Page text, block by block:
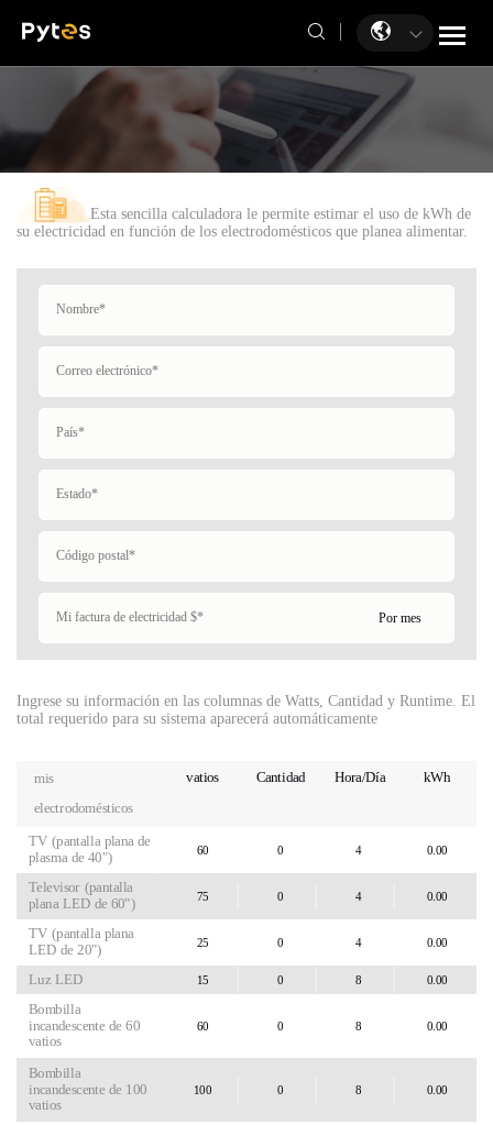
Esta sencilla calculadora le permite estimar el uso de kWh de
su electricidad en función de los electrodomésticos que planea alimentar.
Ingrese su información en las columnas de Watts, Cantidad y Runtime. El
total requerido para su sistema aparecerá automáticamente
mis
electrodomésticos
vatios Cantidad Hora/Día kWh
TV (pantalla plana de
plasma de 40")
Televisor (pantalla
plana LED de 60")
TV (pantalla plana
LED de 20")
Luz LED
Bombilla
incandescente de 60
vatios
Bombilla
incandescente de 100
vatios